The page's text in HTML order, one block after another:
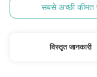
सबसे अच्छी कीमत
विस्तृत जानकारी